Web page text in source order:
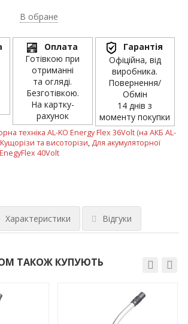
В обране
Оплата
Готівкою при
отриманні
та огляді.
Безготівкою.
На картку-
рахунок
Гарантія
Офіційна, від
виробника.
Повернення/
Обмін
14 днів з
моменту покупки
техніка AL-KO Energy Flex 36Volt (на АКБ AL-
Кущорізи та висоторізи, Для акумуляторної
40Volt
Характеристики Відгуки
ТАКОЖ КУПУЮТЬ